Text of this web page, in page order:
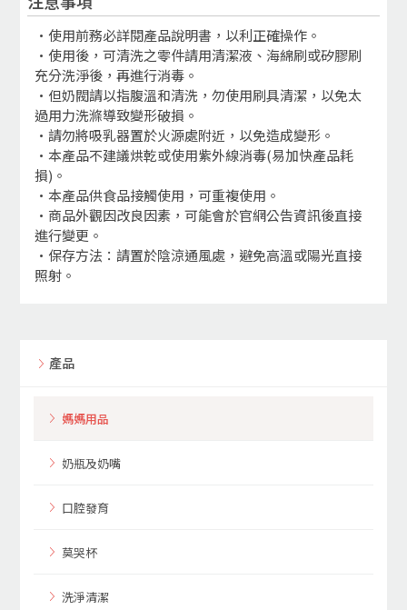
•使用前務必詳閱產品說明書，以利正確操作。
•使用後，可清洗之零件請用清潔液、海綿刷或矽膠刷
充分洗淨後，再進行消毒。
•但奶閥請以指腹溫和清洗，勿使用刷具清潔，以免太
過用力洗滌導致變形破損。
•請勿將吸乳器置於火源處附近，以免造成變形。
•本產品不建議烘乾或使用紫外線消毒(易加快產品耗
損)。
•本產品供食品接觸使用，可重複使用。
•商品外觀因改良因素，可能會於官網公告資訊後直接
進行變更。
•保存方法：請置於陰涼通風處，避免高溫或陽光直接
照射。
產品
媽媽用品
奶瓶及奶嘴
口腔發育
莫哭杯
洗淨清潔